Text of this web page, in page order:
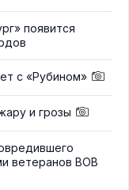
появится
с «Рубином»
и грозы
ветеранов ВОВ